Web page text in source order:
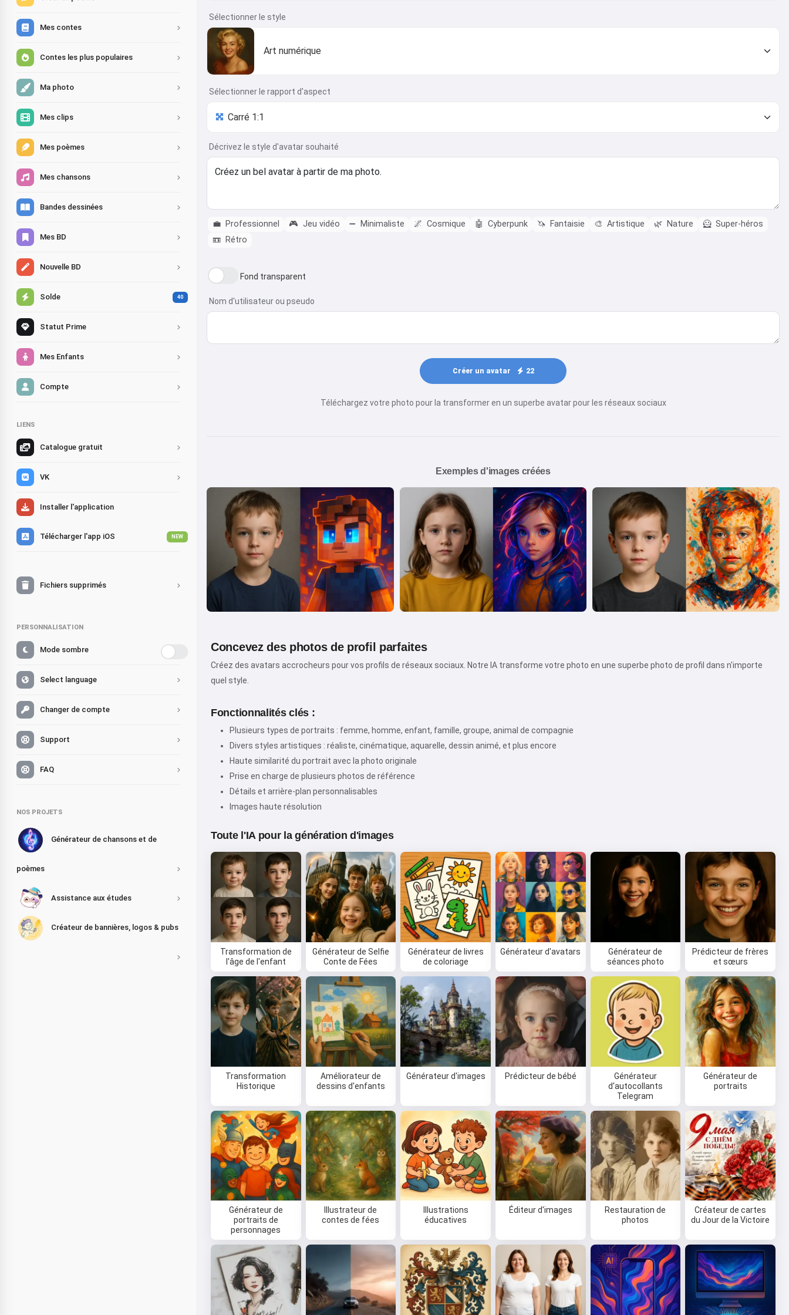
Mes contes
Contes les plus populaires
Ma photo
Mes clips
Mes poèmes
Mes chansons
Bandes dessinées
Mes BD
Nouvelle BD
Solde 40
Statut Prime
Mes Enfants
Compte
LIENS
Catalogue gratuit
VK
Installer l'application
Télécharger l'app iOS NEW
Fichiers supprimés
PERSONNALISATION
Mode sombre
Select language
Changer de compte
Support
FAQ
NOS PROJETS
Générateur de chansons et de
poèmes
Assistance aux études
Créateur de bannières, logos & pubs
Sélectionner le style
Art numérique
Sélectionner le rapport d'aspect
Décrivez le style d'avatar souhaité
💼 Professionnel 🎮 Jeu vidéo ➖ Minimaliste 🌌 Cosmique 🤖 Cyberpunk 🦄 Fantaisie 🎨 Artistique 🌿 Nature 🦸 Super-héros
📼 Rétro
Fond transparent
Nom d'utilisateur ou pseudo
Créer un avatar 22
Téléchargez votre photo pour la transformer en un superbe avatar pour les réseaux sociaux
Exemples d'images créées
Concevez des photos de profil parfaites
Créez des avatars accrocheurs pour vos profils de réseaux sociaux. Notre IA transforme votre photo en une superbe photo de profil dans n'importe
quel style.
Fonctionnalités clés :
Plusieurs types de portraits : femme, homme, enfant, famille, groupe, animal de compagnie
Divers styles artistiques : réaliste, cinématique, aquarelle, dessin animé, et plus encore
Haute similarité du portrait avec la photo originale
Prise en charge de plusieurs photos de référence
Détails et arrière-plan personnalisables
Images haute résolution
Toute l'IA pour la génération d'images
Transformation de
l'âge de l'enfant
Générateur de Selfie
Conte de Fées
Générateur de livres
de coloriage
Générateur d'avatars
Générateur de
séances photo
Prédicteur de frères
et sœurs
Transformation
Historique
Améliorateur de
dessins d'enfants
Générateur d'images Prédicteur de bébé
Générateur
d'autocollants
Telegram
Générateur de
portraits
Générateur de
portraits de
personnages
Illustrateur de
contes de fées
Illustrations
éducatives
Éditeur d'images
Restauration de
photos
Créateur de cartes
du Jour de la Victoire
Salut ! Je suis Storiko 👋
Je raconte des contes magiques
Lire une histoire
En commençant à utiliser le service, vous acceptez :
Conditions générales d'utilisation